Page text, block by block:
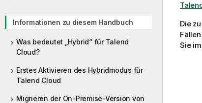
Informationen zu diesem Handbuch
Was bedeutet „Hybrid“ für Talend
Cloud?
Erstes Aktivieren des Hybridmodus für
Talend Cloud
Migrieren der On-Premise-Version von
Die
Sie im